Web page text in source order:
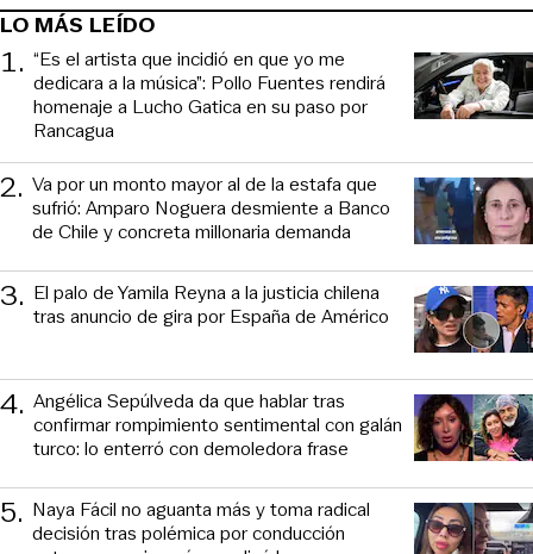
LO MÁS LEÍDO
1. “Es el artista que incidió en que yo me
dedicara a la música”: Pollo Fuentes rendirá
homenaje a Lucho Gatica en su paso por
Rancagua
2. Va por un monto mayor al de la estafa que
sufrió: Amparo Noguera desmiente a Banco
de Chile y concreta millonaria demanda
3. El palo de Yamila Reyna a la justicia chilena
tras anuncio de gira por España de Américo
4. Angélica Sepúlveda da que hablar tras
confirmar rompimiento sentimental con galán
turco: lo enterró con demoledora frase
5. Naya Fácil no aguanta más y toma radical
decisión tras polémica por conducción